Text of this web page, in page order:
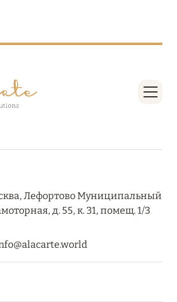
LES NEIGES
Лефортово Муниципальный
д. 55, к. 31, помещ. 1/3